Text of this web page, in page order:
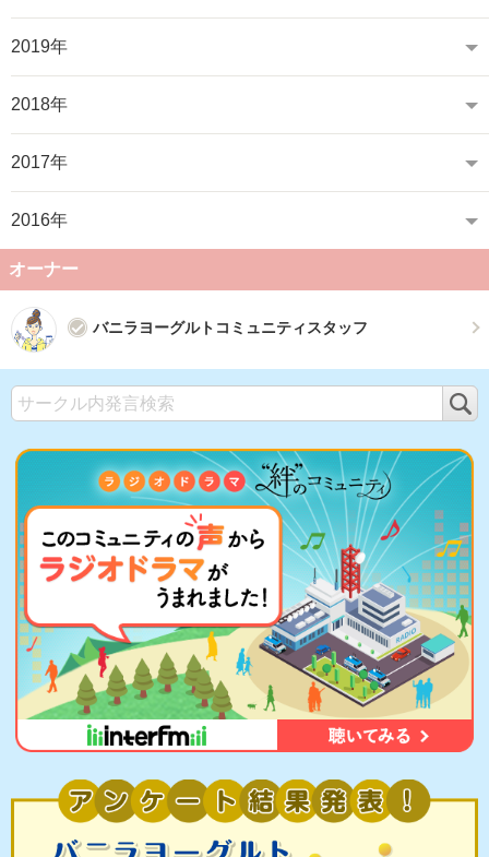
2019年
2018年
2017年
2016年
オーナー
バニラヨーグルトコミュニティスタッフ